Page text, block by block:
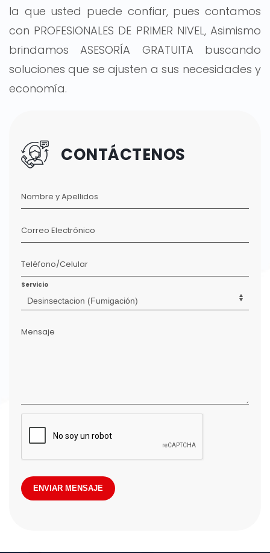
la que usted puede confiar, pues contamos
con PROFESIONALES DE PRIMER NIVEL, Asimismo
brindamos ASESORÍA GRATUITA buscando
soluciones que se ajusten a sus necesidades y
economía.
CONTÁCTENOS
Nombre y Apellidos
Correo Electrónico
Teléfono/Celular
Servicio
Mensaje
ENVIAR MENSAJE